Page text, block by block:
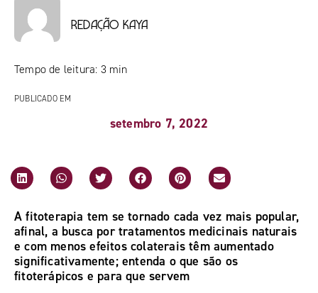
Redação Kaya
Tempo de leitura: 3 min
PUBLICADO EM
setembro 7, 2022
A fitoterapia tem se tornado cada vez mais popular,
afinal, a busca por tratamentos medicinais naturais
e com menos efeitos colaterais têm aumentado
significativamente; entenda o que são os
fitoterápicos e para que servem